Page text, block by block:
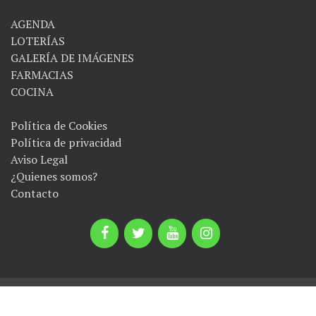
AGENDA
LOTERÍAS
GALERÍA DE IMÁGENES
FARMACIAS
COCINA
Política de Cookies
Política de privacidad
Aviso Legal
¿Quienes somos?
Contacto